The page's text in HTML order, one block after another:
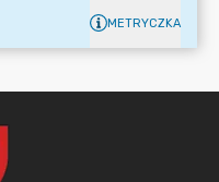
METRYCZKA